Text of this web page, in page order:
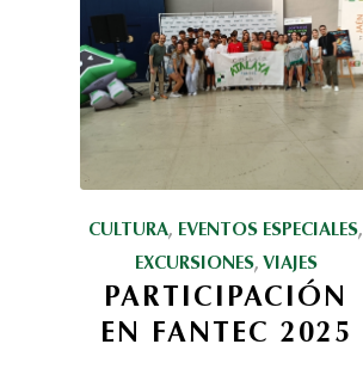
CULTURA, EVENTOS ESPECIALES,
EXCURSIONES, VIAJES
PARTICIPACIÓN
EN FANTEC 2025